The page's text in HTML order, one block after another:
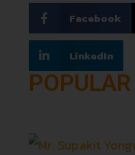
Facebook
LinkedIn